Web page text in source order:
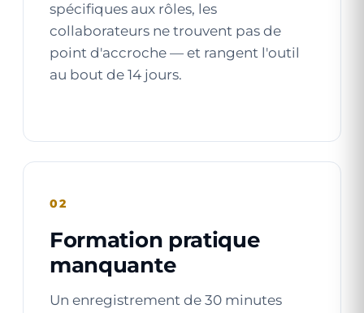
spécifiques aux rôles, les
collaborateurs ne trouvent pas de
point d'accroche — et rangent l'outil
au bout de 14 jours.
02
Formation pratique
manquante
Un enregistrement de 30 minutes